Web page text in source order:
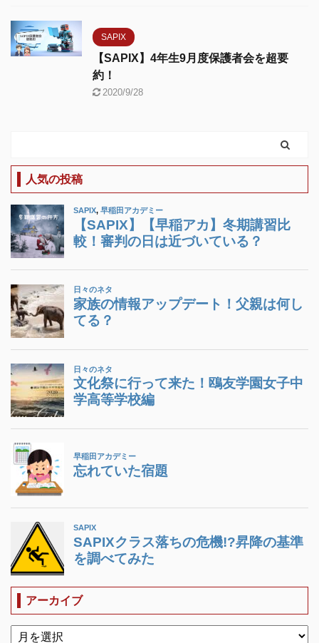
SAPIX
【SAPIX】4年生9月度保護者会を超要
約！
2020/9/28
人気の投稿
アーカイブ